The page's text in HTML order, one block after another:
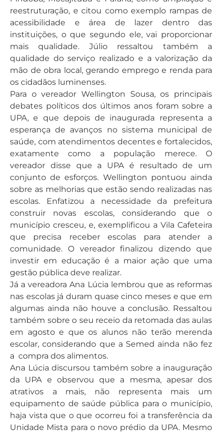
reestruturação, e citou como exemplo rampas de
acessibilidade e área de lazer dentro das
instituições, o que segundo ele, vai proporcionar
mais qualidade. Júlio ressaltou também a
qualidade do serviço realizado e a valorização da
mão de obra local, gerando emprego e renda para
os cidadãos luminenses.
Para o vereador Wellington Sousa, os principais
debates políticos dos últimos anos foram sobre a
UPA, e que depois de inaugurada representa a
esperança de avanços no sistema municipal de
saúde, com atendimentos decentes e fortalecidos,
exatamente como a população merece. O
vereador disse que a UPA é resultado de um
conjunto de esforços. Wellington pontuou ainda
sobre as melhorias que estão sendo realizadas nas
escolas. Enfatizou a necessidade da prefeitura
construir novas escolas, considerando que o
município cresceu, e, exemplificou a Vila Cafeteira
que precisa receber escolas para atender a
comunidade. O vereador finalizou dizendo que
investir em educação é a maior ação que uma
gestão pública deve realizar.
Já a vereadora Ana Lúcia lembrou que as reformas
nas escolas já duram quase cinco meses e que em
algumas ainda não houve a conclusão. Ressaltou
também sobre o seu receio da retomada das aulas
em agosto e que os alunos não terão merenda
escolar, considerando que a Semed ainda não fez
a compra dos alimentos.
Ana Lúcia discursou também sobre a inauguração
da UPA e observou que a mesma, apesar dos
atrativos a mais, não representa mais um
equipamento de saúde pública para o município,
haja vista que o que ocorreu foi a transferência da
Unidade Mista para o novo prédio da UPA. Mesmo